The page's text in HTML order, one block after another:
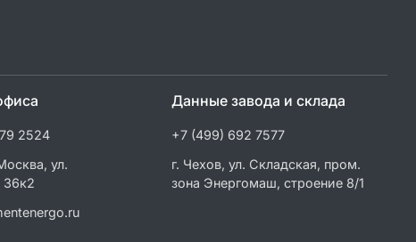
2524
ул.
36к2
Данные завода и склада
+7 (499) 692 7577
г. Чехов, ул. Складская, пром.
зона Энергомаш, строение 8/1